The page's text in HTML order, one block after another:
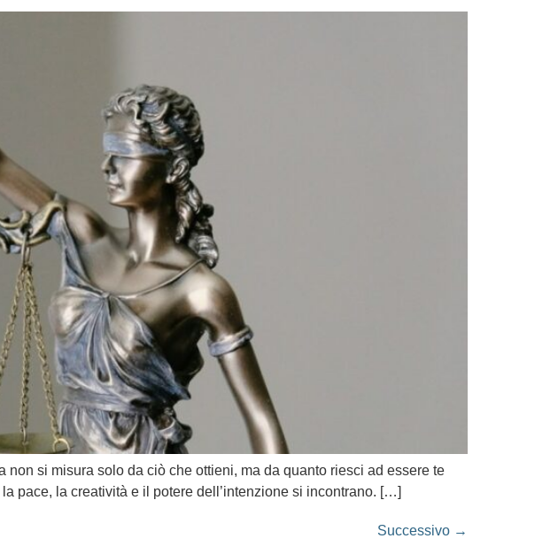
si misura solo da ciò che ottieni, ma da quanto riesci ad essere te
pace, la creatività e il potere dell’intenzione si incontrano. […]
Successivo →